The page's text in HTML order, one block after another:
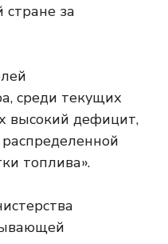
стране за
среди текущих
высокий дефицит,
топлива».